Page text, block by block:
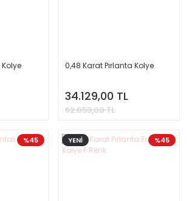
0,48 Karat Pırlanta Kolye
34.129,00 TL
62.053,00 TL
%45 %45
YENİ